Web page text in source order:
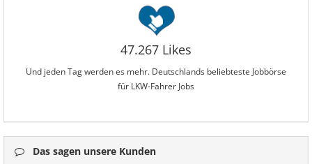
47.267 Likes
Und jeden Tag werden es mehr. Deutschlands beliebteste Jobbörse
für LKW-Fahrer Jobs
Das sagen unsere Kunden